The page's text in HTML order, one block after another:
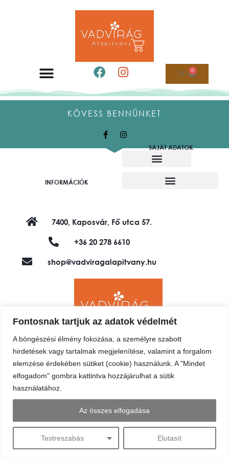
Fontosnak tartjuk az adatok védelmét
A böngészési élmény fokozása, a személyre szabott
hirdetések vagy tartalmak megjelenítése, valamint a forgalom
elemzése érdekében sütiket (cookie) használunk. A "Mindet
elfogadom" gombra kattintva hozzájárulhat a sütik
használatához.
Testreszabás Elutasít
Az összes elfogadása
0Ft 0
KÖVESS BENNÜNKET
INFORMÁCIÓK
SAJÁT ADATOK
7400, Kaposvár, Fő utca 57.
+36 20 278 6610
shop@vadviragalapitvany.hu